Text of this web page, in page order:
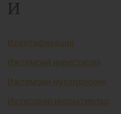
И
Идентификация
Ижтимоий инвестиция
Ижтимоий муҳандислик
Иқтисодий нормативлар